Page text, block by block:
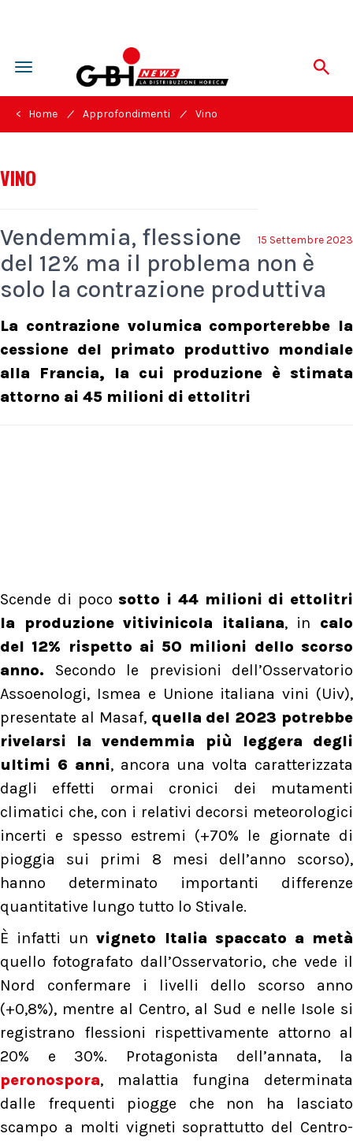
Toggle
navigation
< Home / Approfondimenti / Vino
VINO
15 Settembre 2023
Vendemmia, flessione
del 12% ma il problema non è
solo la contrazione produttiva
La contrazione volumica comporterebbe la
cessione del primato produttivo mondiale
alla Francia, la cui produzione è stimata
attorno ai 45 milioni di ettolitri
Scende di poco sotto i 44 milioni di ettolitri
la produzione vitivinicola italiana, in calo
del 12% rispetto ai 50 milioni dello scorso
anno. Secondo le previsioni dell’Osservatorio
Assoenologi, Ismea e Unione italiana vini (Uiv),
presentate al Masaf, quella del 2023 potrebbe
rivelarsi la vendemmia più leggera degli
ultimi 6 anni, ancora una volta caratterizzata
dagli effetti ormai cronici dei mutamenti
climatici che, con i relativi decorsi meteorologici
incerti e spesso estremi (+70% le giornate di
pioggia sui primi 8 mesi dell’anno scorso),
hanno determinato importanti differenze
quantitative lungo tutto lo Stivale.
È infatti unvigneto Italia spaccato a metà
quello fotografato dall’Osservatorio, che vede il
Nord confermare i livelli dello scorso anno
(+0,8%), mentre al Centro, al Sud e nelle Isole si
registrano flessioni rispettivamente attorno al
20% e 30%. Protagonista dell’annata, la
peronospora, malattia fungina determinata
dalle frequenti piogge che non ha lasciato
scampo a molti vigneti soprattutto del Centro-